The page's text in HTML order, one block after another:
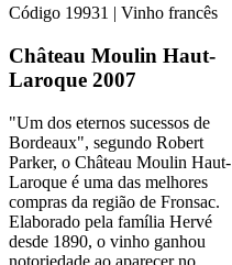
Código 19931 | Vinho francês
Château Moulin Haut-
Laroque 2007
"Um dos eternos sucessos de
Bordeaux", segundo Robert
Parker, o Château Moulin Haut-
Laroque é uma das melhores
compras da região de Fronsac.
Elaborado pela família Hervé
desde 1890, o vinho ganhou
notoriedade ao aparecer no